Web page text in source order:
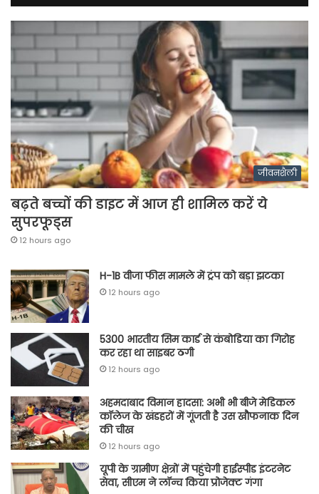
जीवनशैली
बढ़ते बच्चों की डाइट में आज ही शामिल करें ये
सुपरफूड्स
12 hours ago
H-1B वीजा फीस मामले में ट्रंप को बड़ा झटका
12 hours ago
5300 भारतीय सिम कार्ड से कंबोडिया का गिरोह
कर रहा था साइबर ठगी
12 hours ago
अहमदाबाद विमान हादसा: अभी भी बीजे मेडिकल
कॉलेज के खंडहरों में गूंजती है उस खौफनाक दिन
की चीख
12 hours ago
यूपी के ग्रामीण क्षेत्रों में पहुंचेगी हाईस्पीड इंटरनेट
सेवा, सीएम ने लॉन्च किया प्रोजेक्ट गंगा